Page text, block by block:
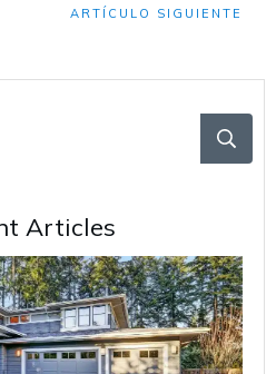
ARTÍCULO SIGUIENTE
Articles